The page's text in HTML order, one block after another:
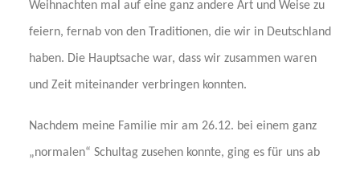
Weihnachten mal auf eine ganz andere Art und Weise zu
feiern, fernab von den Traditionen, die wir in Deutschland
haben. Die Hauptsache war, dass wir zusammen waren
und Zeit miteinander verbringen konnten.
Nachdem meine Familie mir am 26.12. bei einem ganz
„normalen“ Schultag zusehen konnte, ging es für uns ab